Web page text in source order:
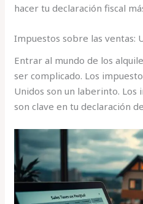
hacer tu declaración fiscal
Impuestos sobre las ventas:
Entrar al mundo de los
ser complicado. Los
Unidos son un laberinto. Los
son clave en tu declaración